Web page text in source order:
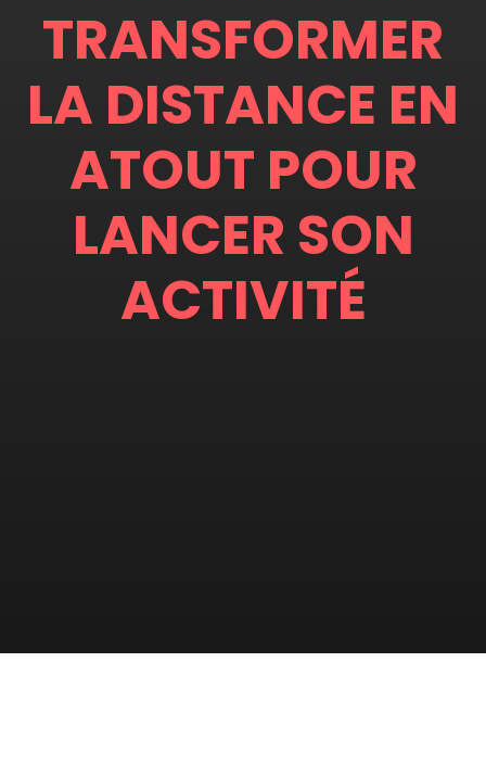
TRANSFORMER
LA DISTANCE EN
ATOUT POUR
LANCER SON
ACTIVITÉ